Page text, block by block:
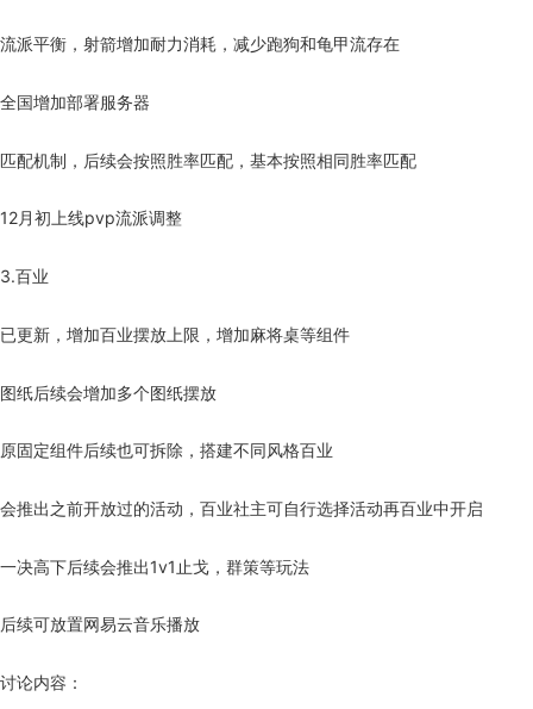
流派平衡，射箭增加耐力消耗，减少跑狗和龟甲流存在
全国增加部署服务器
匹配机制，后续会按照胜率匹配，基本按照相同胜率匹配
12月初上线pvp流派调整
3.百业
已更新，增加百业摆放上限，增加麻将桌等组件
图纸后续会增加多个图纸摆放
原固定组件后续也可拆除，搭建不同风格百业
会推出之前开放过的活动，百业社主可自行选择活动再百业中开启
一决高下后续会推出1v1止戈，群策等玩法
后续可放置网易云音乐播放
讨论内容：